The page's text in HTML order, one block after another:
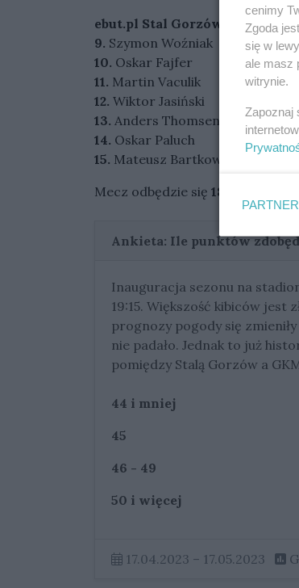
ebut.pl Stal Gorzów:
9. Szymon Woźniak
10. Oskar Fajfer
11. Martin Vaculik
12. Wiktor Jasiński
13. Anders Thomsen
14. Oskar Paluch
15. Mateusz Bartkowiak
Mecz odbędzie się 18 kwietnia
Ankieta: Ile punktów
Inauguracja sezonu na
19:15. Większość kibiców jest
prognozy pogody się
nie padało. Jednak to już
pomiędzy Stalą Gorzów a
44 i mniej
45
46 - 49
50 i więcej
17.04.2023 – 17.05.2023
cenimy
Zgoda
się w
ale masz
witrynie.
Zapoznaj